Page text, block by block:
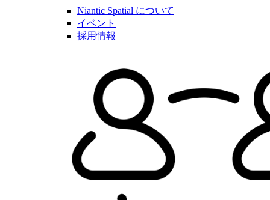
Niantic Spatial について
イベント
採用情報